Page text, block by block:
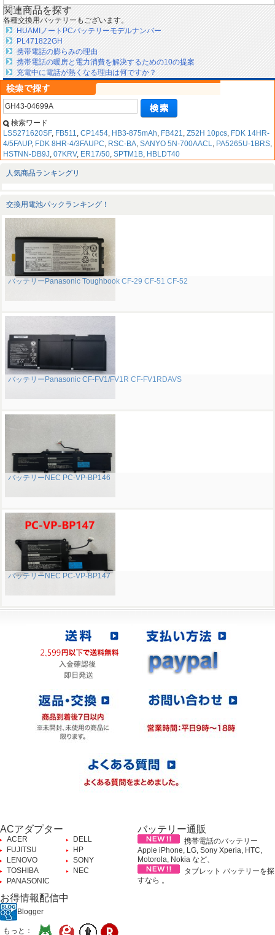
関連商品を探す
各種交換用バッテリーもございます。
HUAMIノートPCバッテリーモデルナンバー
PL471822GH
携帯電話の膨らみの理由
携帯電話の暖房と電力消費を解決するための10の提案
充電中に電話が熱くなる理由は何ですか？
検索ワード
LSS271620SF, FB511, CP1454, HB3-875mAh, FB421, Z52H 10pcs, FDK 14HR-
4/5FAUP, FDK 8HR-4/3FAUPC, RSC-BA, SANYO 5N-700AACL, PA5265U-1BRS,
HSTNN-DB9J, 07KRV, ER17/50, SPTM1B, HBLDT40
人気商品ランキングリ
交換用電池パックランキング！
バッテリーPanasonic Toughbook CF-29 CF-51 CF-52
バッテリーPanasonic CF-FV1/FV1R CF-FV1RDAVS
バッテリーNEC PC-VP-BP146
バッテリーNEC PC-VP-BP147
ACアダプター
ACER
DELL
FUJITSU
HP
LENOVO
SONY
TOSHIBA
NEC
PANASONIC
バッテリー通販
携帯電話のバッテリー
Apple iPhone, LG, Sony Xperia, HTC,
Motorola, Nokia など、
タブレット バッテリーを探
すなら 。
お得情報配信中
Blogger
もっと：